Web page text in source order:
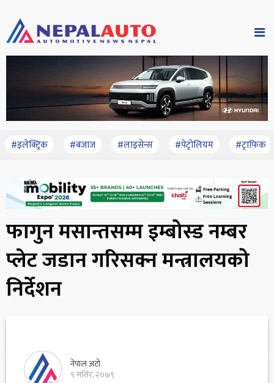
#इलेक्ट्रिक #बजाज #लाइसेन्स #पेट्रोलियम #ट्राफिक
फागुन मसान्तसम्म इम्बोस्ड नम्बर
प्लेट जडान गरिसक्न मन्त्रालयको
निर्देशन
नेपाल अटो
९ मंसिर, २०७९